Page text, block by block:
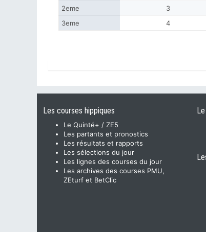
2eme
3
3eme
4
Les courses hippiques
Le Quinté+ / ZE5
Les partants et pronostics
Les résultats et rapports
Les sélections du jour
Les lignes des courses du jour
Les archives des courses PMU,
ZEturf et BetClic